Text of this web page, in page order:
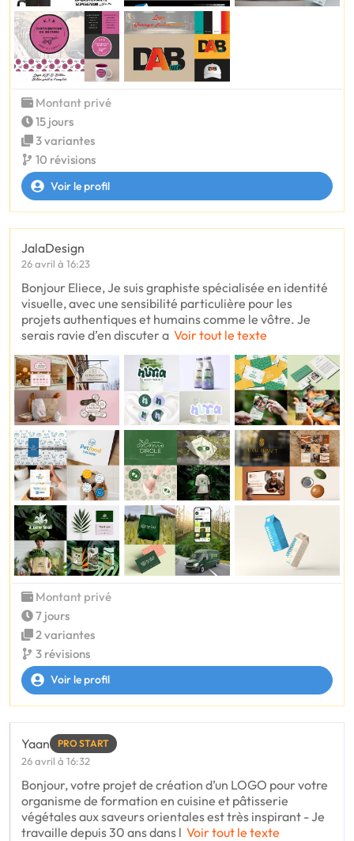
Montant privé
15 jours
3 variantes
10 révisions
Voir le profil
JalaDesign
26 avril à 16:23
Bonjour Eliece, Je suis graphiste spécialisée en identité
visuelle, avec une sensibilité particulière pour les
projets authentiques et humains comme le vôtre. Je
serais ravie d’en discuter a Voir tout le texte
Montant privé
7 jours
2 variantes
3 révisions
Voir le profil
Yaan PRO START
26 avril à 16:32
Bonjour, votre projet de création d’un LOGO pour votre
organisme de formation en cuisine et pâtisserie
végétales aux saveurs orientales est très inspirant - Je
travaille depuis 30 ans dans l Voir tout le texte